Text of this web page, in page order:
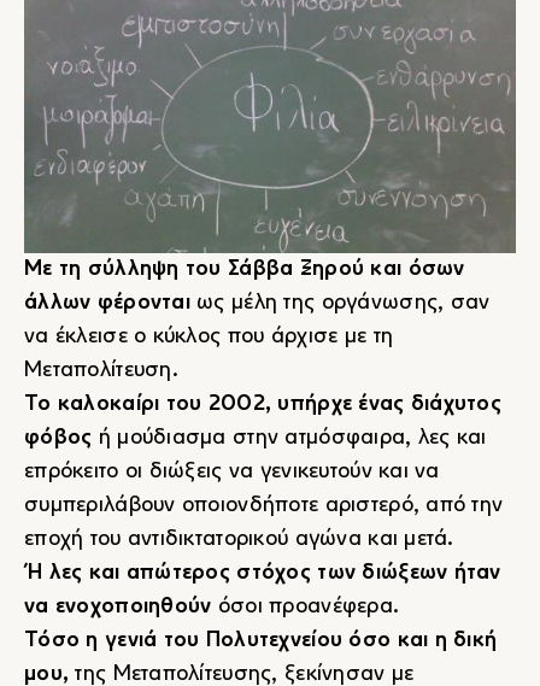
Με τη σύλληψη του Σάββα Ξηρού και όσων
άλλων φέρονταιως μέλη της οργάνωσης, σαν
να έκλεισε ο κύκλος που άρχισε με τη
Μεταπολίτευση.
Το καλοκαίρι του 2002, υπήρχε ένας διάχυτος
φόβος ή μούδιασμα στην ατμόσφαιρα, λες και
επρόκειτο οι διώξεις να γενικευτούν και να
συμπεριλάβουν οποιονδήποτε αριστερό, από την
εποχή του αντιδικτατορικού αγώνα και μετά.
Ή λες και απώτερος στόχος των διώξεων ήταν
να ενοχοποιηθούν όσοι προανέφερα.
Τόσο η γενιά του Πολυτεχνείου όσο και η δική
μου,της Μεταπολίτευσης, ξεκίνησαν με